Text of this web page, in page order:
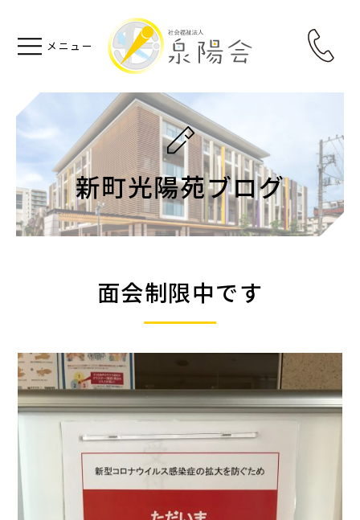
新町光陽苑ブログ
面会制限中です